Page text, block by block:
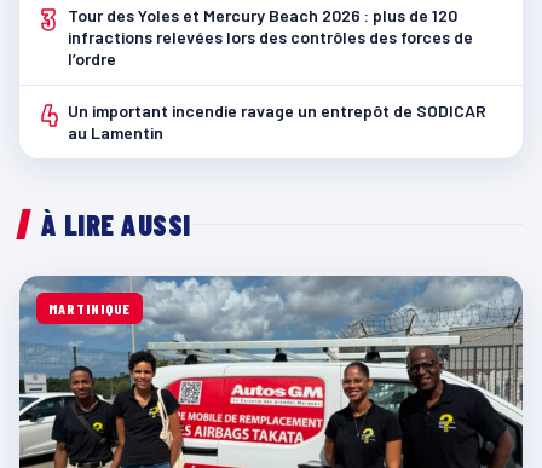
3
Tour des Yoles et Mercury Beach 2026 : plus de 120
infractions relevées lors des contrôles des forces de
l’ordre
4 Un important incendie ravage un entrepôt de SODICAR
au Lamentin
À LIRE AUSSI
MARTINIQUE